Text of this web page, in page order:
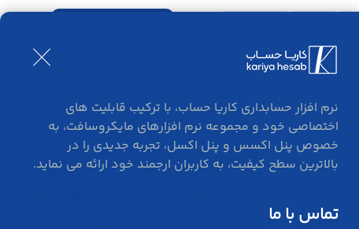
نرم افزار حسابداری کاریا حساب، با ترکیب قابلیت های
اختصاصی خود و مجموعه نرم افزارهای مایکروسافت، به
خصوص پنل اکسس و پنل اکسل، تجربه جدیدی را در
بالاترین سطح کیفیت، به کاربران ارجمند خود ارائه می نماید.
تماس با ما